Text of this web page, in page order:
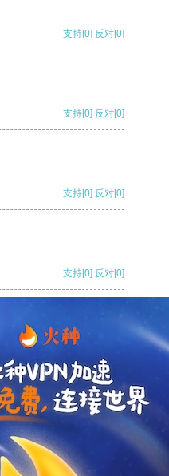
支持[0] 反对[0]
支持[0] 反对[0]
支持[0] 反对[0]
支持[0] 反对[0]
反对